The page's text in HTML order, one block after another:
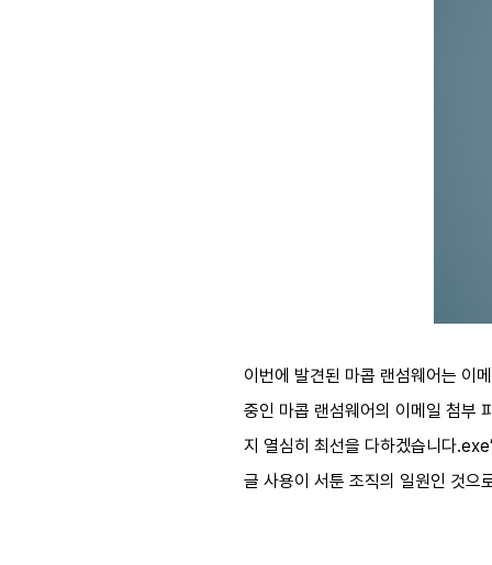
이번에 발견된 마콥 랜섬웨어는 이
중인 마콥 랜섬웨어의 이메일 첨부
지 열심히 최선을 다하겠습니다
글 사용이 서툰 조직의 일원인 것으